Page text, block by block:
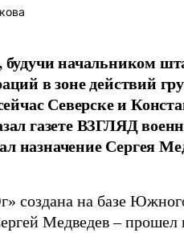
будучи начальником
в зоне действий
Северске и
газете ВЗГЛЯД
назначение Сергея
создана на базе
Медведев – прошел